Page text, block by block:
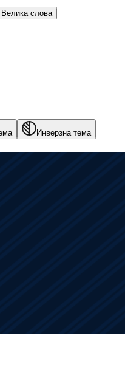
Велика слова
Инверзна тема